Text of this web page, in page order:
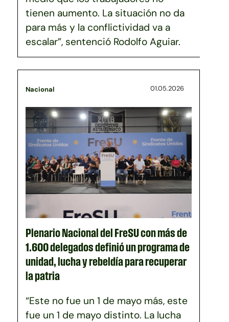
tienen aumento. La situación no da
para más y la conflictividad va a
escalar”, sentenció Rodolfo Aguiar.
Nacional 01.05.2026
Plenario Nacional del FreSU con más de
1.600 delegados definió un programa de
unidad, lucha y rebeldía para recuperar
la patria
“Este no fue un 1 de mayo más, este
fue un 1 de mayo distinto. La lucha